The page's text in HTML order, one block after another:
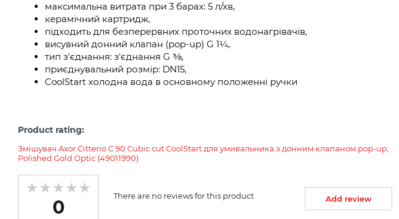
максимальна витрата при 3 барах: 5 л/хв,
керамічний картридж,
підходить для безперервних проточних водонагрівачів,
висувний донний клапан (pop-up) G 1¼,
тип з'єднання: з'єднання G ⅜,
приєднувальний розмір: DN15,
CoolStart холодна вода в основному положенні ручки
Product rating:
Змішувач Axor Citterio C 90 Cubic cut CoolStart для умивальника з донним клапаном pop-up,
Polished Gold Optic (49011990)
0
There are no reviews for this product Add review